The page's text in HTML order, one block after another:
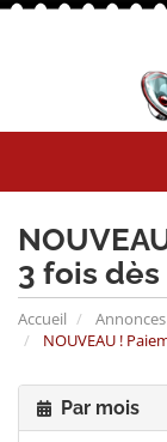
3 fois
Accueil
Annonces
NOUVEAU !
Par mois